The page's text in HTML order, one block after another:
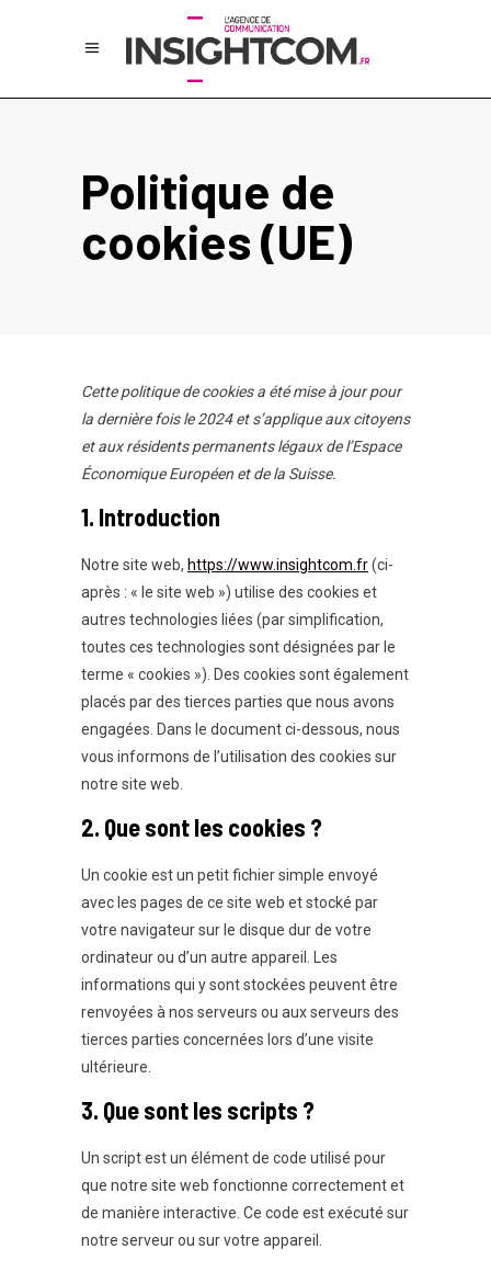
Politique de
cookies (UE)
Cette politique de cookies a été mise à jour pour
la dernière fois le 2024 et s’applique aux citoyens
et aux résidents permanents légaux de l’Espace
Économique Européen et de la Suisse.
1. Introduction
Notre site web, https://www.insightcom.fr(ci-
après : « le site web ») utilise des cookies et
autres technologies liées (par simplification,
toutes ces technologies sont désignées par le
terme « cookies »). Des cookies sont également
placés par des tierces parties que nous avons
engagées. Dans le document ci-dessous, nous
vous informons de l’utilisation des cookies sur
notre site web.
2. Que sont les cookies ?
Un cookie est un petit fichier simple envoyé
avec les pages de ce site web et stocké par
votre navigateur sur le disque dur de votre
ordinateur ou d’un autre appareil. Les
informations qui y sont stockées peuvent être
renvoyées à nos serveurs ou aux serveurs des
tierces parties concernées lors d’une visite
ultérieure.
3. Que sont les scripts ?
Un script est un élément de code utilisé pour
que notre site web fonctionne correctement et
de manière interactive. Ce code est exécuté sur
notre serveur ou sur votre appareil.